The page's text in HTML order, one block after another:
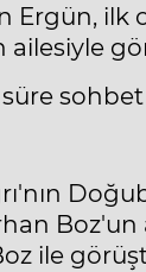
Ergün, ilk
ailesiyle
ile